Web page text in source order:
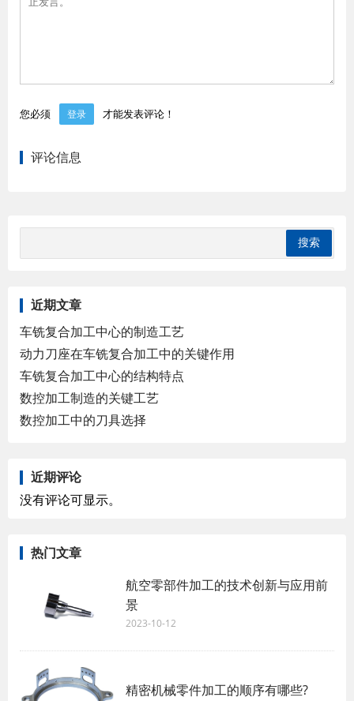
您必须 登录 才能发表评论！
评论信息
近期文章
车铣复合加工中心的制造工艺
动力刀座在车铣复合加工中的关键作用
车铣复合加工中心的结构特点
数控加工制造的关键工艺
数控加工中的刀具选择
近期评论
没有评论可显示。
热门文章
航空零部件加工的技术创新与应用前
景
2023-10-12
精密机械零件加工的顺序有哪些?